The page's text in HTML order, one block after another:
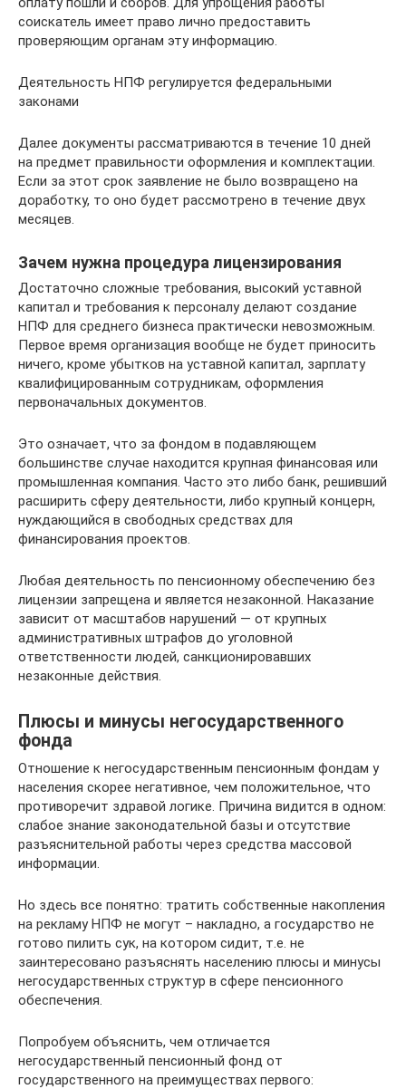
соискатель имеет право лично предоставить
проверяющим органам эту информацию.
Деятельность НПФ регулируется федеральными
законами
Далее документы рассматриваются в течение 10 дней
на предмет правильности оформления и комплектации.
Если за этот срок заявление не было возвращено на
доработку, то оно будет рассмотрено в течение двух
месяцев.
Зачем нужна процедура лицензирования
Достаточно сложные требования, высокий уставной
капитал и требования к персоналу делают создание
НПФ для среднего бизнеса практически невозможным.
Первое время организация вообще не будет приносить
ничего, кроме убытков на уставной капитал, зарплату
квалифицированным сотрудникам, оформления
первоначальных документов.
Это означает, что за фондом в подавляющем
большинстве случае находится крупная финансовая или
промышленная компания. Часто это либо банк, решивший
расширить сферу деятельности, либо крупный концерн,
нуждающийся в свободных средствах для
финансирования проектов.
Любая деятельность по пенсионному обеспечению без
лицензии запрещена и является незаконной. Наказание
зависит от масштабов нарушений — от крупных
административных штрафов до уголовной
ответственности людей, санкционировавших
незаконные действия.
Плюсы и минусы негосударственного
фонда
Отношение к негосударственным пенсионным фондам у
населения скорее негативное, чем положительное, что
противоречит здравой логике. Причина видится в одном:
слабое знание законодательной базы и отсутствие
разъяснительной работы через средства массовой
информации.
Но здесь все понятно: тратить собственные накопления
на рекламу НПФ не могут – накладно, а государство не
готово пилить сук, на котором сидит, т.е. не
заинтересовано разъяснять населению плюсы и минусы
негосударственных структур в сфере пенсионного
обеспечения.
Попробуем объяснить, чем отличается
негосударственный пенсионный фонд от
государственного на преимуществах первого: